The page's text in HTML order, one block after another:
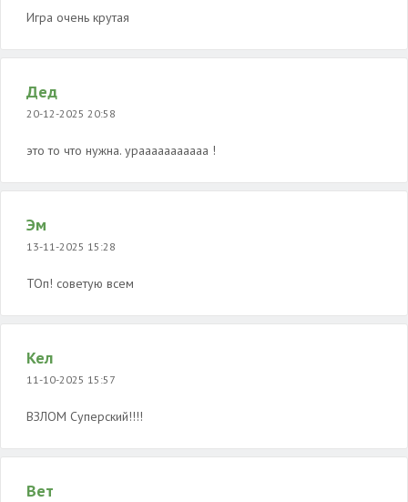
Игра очень крутая
Дед
20-12-2025 20:58
это то что нужна. урааааааааааа !
Эм
13-11-2025 15:28
ТОп! советую всем
Кел
11-10-2025 15:57
ВЗЛОМ Суперский!!!!
Вет